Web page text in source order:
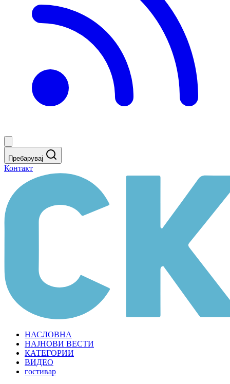
Пребарувај
Контакт
НАСЛОВНА
НАЈНОВИ ВЕСТИ
КАТЕГОРИИ
ВИДЕО
гостивар